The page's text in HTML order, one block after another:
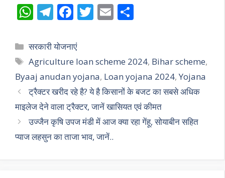
W
h
at
s
A
p
p
T
el
e
gr
a
m
F
ac
e
b
o
o
k
T
w
er
E
m
l e
Categories
सरकारी योजनाएं
Tags
Agriculture loan scheme 2024, Bihar scheme,
Byaaj anudan yojana, Loan yojana 2024, Yojana
ट्रैक्टर खरीद रहे है? ये है किसानों के बजट का सबसे अधिक
माइलेज देने वाला ट्रैक्टर, जानें खासियत एवं कीमत
उज्जैन कृषि उपज मंडी में आज क्या रहा गेंहू, सोयाबीन सहित
प्याज लहसुन का ताजा भाव, जानें..